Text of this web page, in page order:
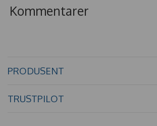
Kommentarer
PRODUSENT
TRUSTPILOT